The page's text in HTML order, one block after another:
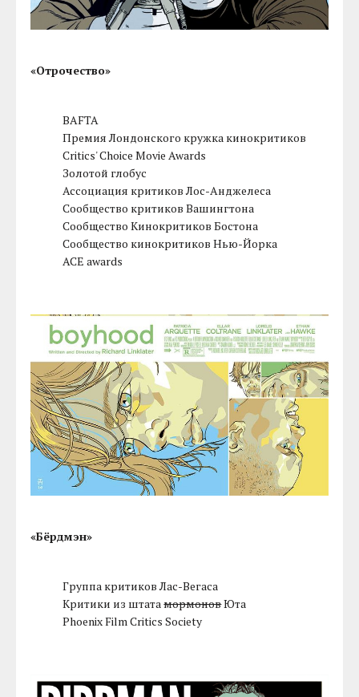
«Отрочество»
BAFTA
Премия Лондонского кружка кинокритиков
Critics' Choice Movie Awards
Золотой глобус
Ассоциация критиков Лос-Анджелеса
Сообщество критиков Вашингтона
Сообщество Кинокритиков Бостона
Сообщество кинокритиков Нью-Йорка
ACE awards
«Бёрдмэн»
Группа критиков Лас-Вегаса
Критики из штатамормоновЮта
Phoenix Film Critics Society